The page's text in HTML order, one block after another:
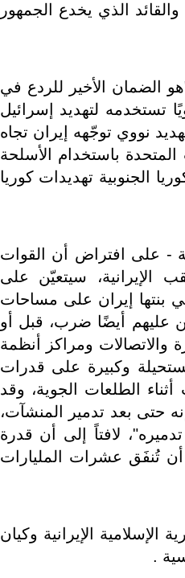
الذي يخدع الجمهور
الضمان الأخير للردع في
تستخدمه لتهديد إسرائيل
نووي توجّهه إيران تجاه
باستخدام الأسلحة
الجنوبية تهديدات كوريا
- على افتراض أن القوات
الإيرانية، سيتعيّن على
بنتها إيران على مساحات
عليهم أيضًا ضرب، قبل أو
والاتصالات ومراكز أنظمة
وكبيرة على قدرات
الطلعات الجوية، وقد
حتى بعد تدمير المنشآت،
لافتاً إلى أن قدرة
أن تُنفَق عشرات المليارات
الإيرانية وكيان
.